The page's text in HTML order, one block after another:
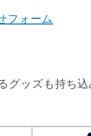
フォーム
グッズも持ち